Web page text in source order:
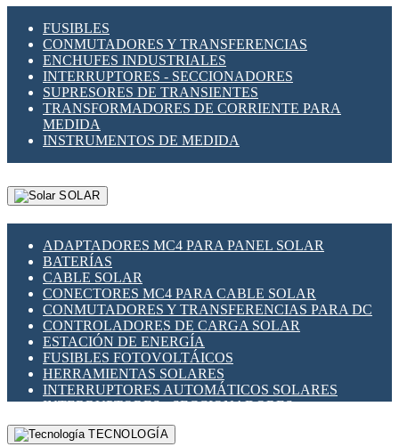
FUSIBLES
CONMUTADORES Y TRANSFERENCIAS
ENCHUFES INDUSTRIALES
INTERRUPTORES - SECCIONADORES
SUPRESORES DE TRANSIENTES
TRANSFORMADORES DE CORRIENTE PARA
MEDIDA
INSTRUMENTOS DE MEDIDA
SOLAR
ADAPTADORES MC4 PARA PANEL SOLAR
BATERÍAS
CABLE SOLAR
CONECTORES MC4 PARA CABLE SOLAR
CONMUTADORES Y TRANSFERENCIAS PARA DC
CONTROLADORES DE CARGA SOLAR
ESTACIÓN DE ENERGÍA
FUSIBLES FOTOVOLTÁICOS
HERRAMIENTAS SOLARES
INTERRUPTORES AUTOMÁTICOS SOLARES
INTERRUPTORES - SECCIONADORES
FOTOVOLTÁICOS
MONTAJE PANEL SOLAR
TECNOLOGÍA